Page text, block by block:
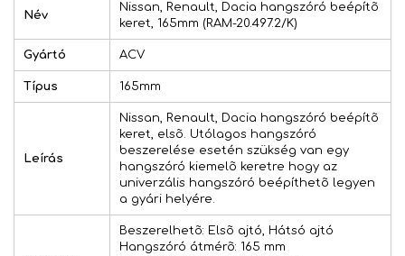
Név
Nissan, Renault, Dacia hangszóró beépítõ
keret, 165mm (RAM-20.497.2/K)
Gyártó ACV
Típus 165mm
Leírás
Nissan, Renault, Dacia hangszóró beépítõ
keret, elsõ. Utólagos hangszóró
beszerelése esetén szükség van egy
hangszóró kiemelõ keretre hogy az
univerzális hangszóró beépíthetõ legyen
a gyári helyére.
Beszerelhetõ: Elsõ ajtó, Hátsó ajtó
Hangszóró átmérõ: 165 mm